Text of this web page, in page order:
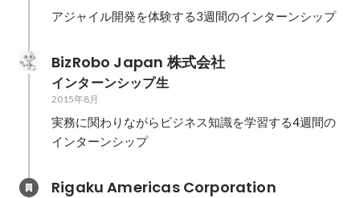
アジャイル開発を体験する3週間のインターンシップ
BizRobo Japan 株式会社
インターンシップ生
2015年8月
実務に関わりながらビジネス知識を学習する4週間の
インターンシップ
Rigaku Americas Corporation